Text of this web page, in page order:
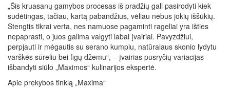
„Šis kruasanų gamybos procesas iš pradžių gali pasirodyti kiek
sudėtingas, tačiau, kartą pabandžius, vėliau nebus jokių iššūkių.
Stengtis tikrai verta, nes namuose pagaminti rageliai yra išties
nepaprasti, o juos galima valgyti labai įvairiai. Pavyzdžiui,
perpjauti ir mėgautis su serano kumpiu, natūralaus skonio lydytu
varškės sūreliu bei figų džemu“, – įvairias pusryčių variacijas
išbandyti siūlo „Maximos“ kulinarijos ekspertė.
Apie prekybos tinklą „Maxima“